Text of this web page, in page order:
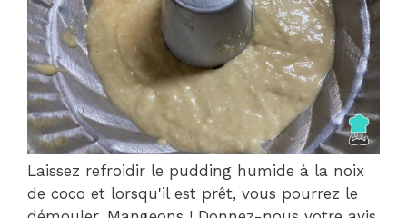
Laissez refroidir le pudding humide à la noix
de coco et lorsqu'il est prêt, vous pourrez le